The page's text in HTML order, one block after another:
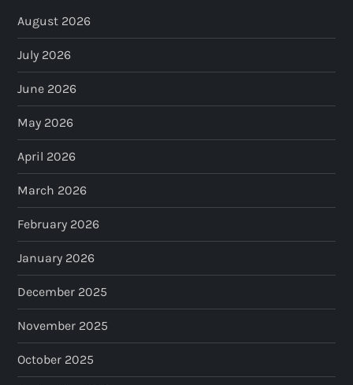
August 2026
July 2026
June 2026
May 2026
April 2026
March 2026
February 2026
January 2026
December 2025
November 2025
October 2025